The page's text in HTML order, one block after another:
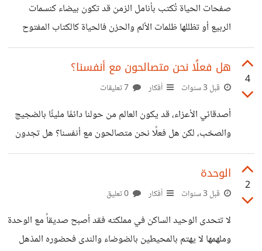
والتفاعل مع الآخرين بصدق وحب. لكن، إن أردنا أن نعيش حياة
متزنة وسعيدة، يتعين علينا أن نجمع بين العقل والقلب بطريقة
متوازنة. فعقلنا يحتاج إلى نصيحة القلب في
صفحات الحياة تُكتب بأنامل الزمن قد تكون بيضاء كنسمات
الربيع أو تظللها ظلمات الألم والحزن فالحياة كالكتاب المفتوح
تتكشف وكل يوم يسطر عليها حرف جديد في صفحة رضيع يبكي
بصوت بكاءه يرافقه في أولى حروفه ضحكة عذبة وأبواب نعم
تفتح أمامه للمستقبل وكل أمنياته وأحلامه تخيم في سماء الأمل
فتكسر أجنحته تبدأ المشاعر بالغدو للظهور واحدة تلو الأخرى
وتتبدد الأحلام وكل شيء يبدو بلا معنى تأتي مرحلة الشباب
بأحلامها العنيدة تبحث عن
4
هل فعلًا نحن متصالحون مع أنفسنا؟
قبل 3 سنوات أفكار
أصدقائي الأعزاء، قد يكون العالم من حولنا دائمًا مليئًا بالضجيج
والصخب، لكن هل فعلًا نحن متصالحون مع أنفسنا؟ هل تجدون
أنفسكم محاصرين بين العزلة والوحدة؟ تعيش الكثير منا حياة
مشغولة ومليئة بالمسؤوليات اليومية، فنحن نندمج في عالم
يتسارع فيه كل شيء حولنا. ولكن في وسط هذا الصخب، هل قد
تضيعنا أنفسنا في طريقنا إلى التواصل مع الآخرين؟ عزلة الروح
تعتبر خيارًا قد يتجاهله الكثيرون، فالوحدة تخيم بيننا وتعزز
الشعور بالبعد عن الآخرين. ولكن دعونا نتوقف للحظة ونفكر في
2
الوحدة
قبل 3 سنوات أفكار
لا تتحدى الوحيد الساكن في مملكته فقد أصبح صديقاً مع الوحدة
وملهمها لا يهتم بالمحيطين بالضوضاء والندى فحضوره المذهل